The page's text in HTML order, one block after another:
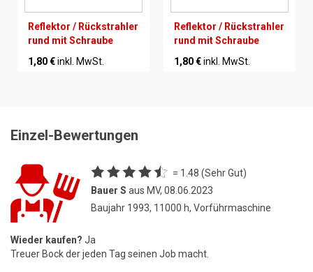
Reflektor / Rückstrahler
rund mit Schraube
1,80 €inkl. MwSt.
Reflektor / Rückstrahler
rund mit Schraube
1,80 €inkl. MwSt.
Einzel-Bewertungen
= 1.48 (Sehr Gut)
Bauer S aus MV, 08.06.2023
Baujahr 1993, 11000 h, Vorführmaschine
Wieder kaufen? Ja
Treuer Bock der jeden Tag seinen Job macht.